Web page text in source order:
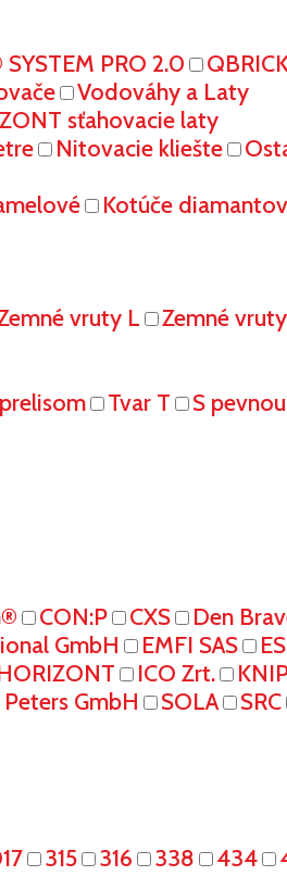
PRO 2.0
Vodováhy a Laty
sťahovacie laty
Nitovacie kliešte
Kotúče
vruty L Zemné
Tvar T S
CON:P CXS Den
GmbH EMFI SAS
ICO Zrt.
GmbH SOLA SRC
315 316 338 434